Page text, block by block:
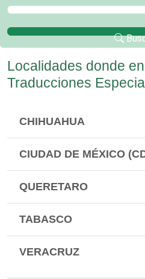
Selecciona un Municipio
Localidades donde
Traducciones
CHIHUAHUA
CIUDAD DE MÉXICO
QUERETARO
TABASCO
VERACRUZ